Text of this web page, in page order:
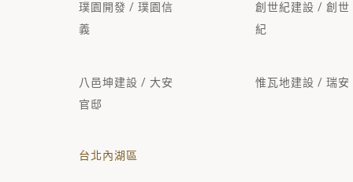
璞園開發 / 璞園信
義
創世紀建設 / 創世
紀
八邑坤建設 / 大安
官邸
惟瓦地建設 / 瑞安
台北內湖區